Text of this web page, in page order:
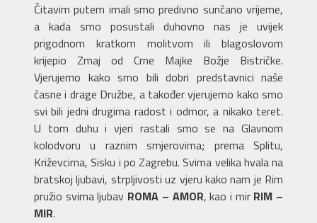
Čitavim putem imali smo predivno sunčano vrijeme,
a kada smo posustali duhovno nas je uvijek
prigodnom kratkom molitvom ili blagoslovom
krijepio Zmaj od Crne Majke Božje Bistričke.
Vjerujemo kako smo bili dobri predstavnici naše
časne i drage Družbe, a također vjerujemo kako smo
svi bili jedni drugima radost i odmor, a nikako teret.
U tom duhu i vjeri rastali smo se na Glavnom
kolodvoru u raznim smjerovima; prema Splitu,
Križevcima, Sisku i po Zagrebu. Svima velika hvala na
bratskoj ljubavi, strpljivosti uz vjeru kako nam je Rim
pružio svima ljubav ROMA – AMOR, kao i mir RIM –
MIR.